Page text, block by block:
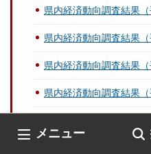
メニュー
県内経済動向調査結果（
県内経済動向調査結果（
県内経済動向調査結果（
県内経済動向調査結果（